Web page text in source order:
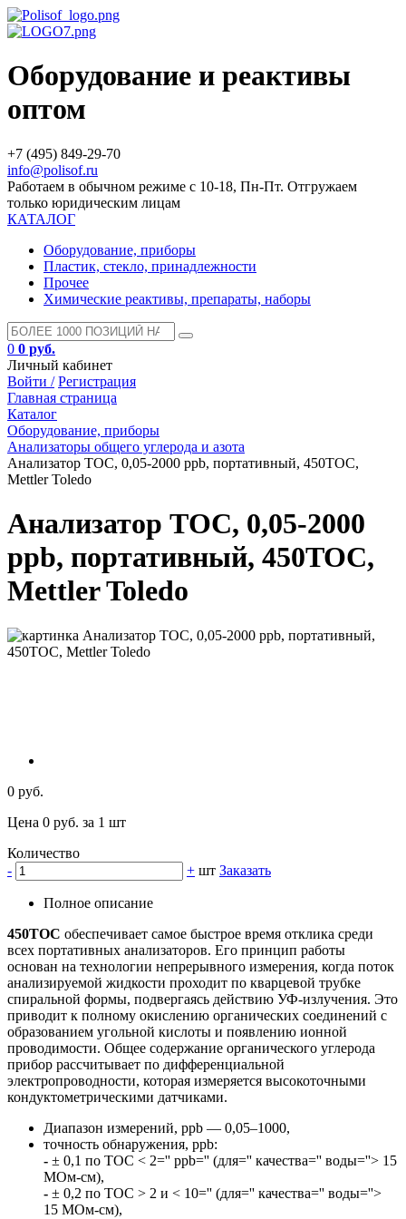
Оборудование и реактивы
оптом
+7 (495) 849-29-70
info@polisof.ru
Работаем в обычном режиме с 10-18, Пн-Пт. Отгружаем
только юридическим лицам
КАТАЛОГ
Оборудование, приборы
Пластик, стекло, принадлежности
Прочее
Химические реактивы, препараты, наборы
0 0 руб.
Личный кабинет
Войти / Регистрация
Главная страница
Каталог
Оборудование, приборы
Анализаторы общего углерода и азота
Анализатор ТОС, 0,05-2000 ppb, портативный, 450TOC,
Mettler Toledo
Анализатор ТОС, 0,05-2000
ppb, портативный, 450TOC,
Mettler Toledo
0 руб.
Цена 0 руб. за 1 шт
Количество
-
+ шт Заказать
Полное описание
450TOC обеспечивает самое быстрое время отклика среди
всех портативных анализаторов. Его принцип работы
основан на технологии непрерывного измерения, когда поток
анализируемой жидкости проходит по кварцевой трубке
спиральной формы, подвергаясь действию УФ-излучения. Это
приводит к полному окислению органических соединений с
образованием угольной кислоты и появлению ионной
проводимости. Общее содержание органического углерода
прибор рассчитывает по дифференциальной
электропроводности, которая измеряется высокоточными
кондуктометрическими датчиками.
Диапазон измерений, ppb — 0,05–1000,
точность обнаружения, ppb:
- ± 0,1 по ТОС < 2='' ppb='' (для='' качества='' воды=''> 15
МОм-см),
- ± 0,2 по ТОС > 2 и < 10='' (для='' качества='' воды=''>
15 МОм-см),